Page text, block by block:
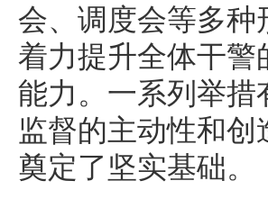
会、调度会等多种
着力提升全体干警
能力。一系列举措
监督的主动性和
奠定了坚实基础。